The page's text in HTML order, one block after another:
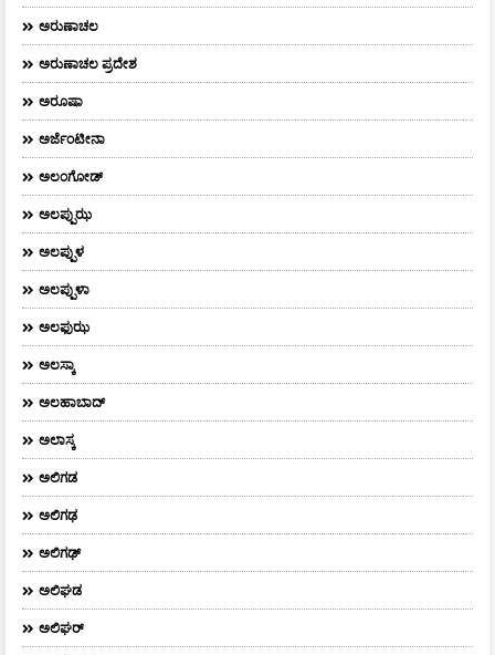
ಅರುಣಾಚಲ
ಅರುಣಾಚಲ ಪ್ರದೇಶ
ಅರೂಷಾ
ಅರ್ಜೆಂಟೀನಾ
ಅಲಂಗೋಡ್
ಅಲಪ್ಪುಝ
ಅಲಪ್ಪುಳ
ಅಲಪ್ಪುಳಾ
ಅಲಫುಝ
ಅಲಸ್ಕಾ
ಅಲಹಾಬಾದ್
ಅಲಾಸ್ಕ
ಅಲಿಗಡ
ಅಲಿಗಢ
ಅಲಿಗಢ್
ಅಲಿಘಡ
ಅಲಿಘರ್